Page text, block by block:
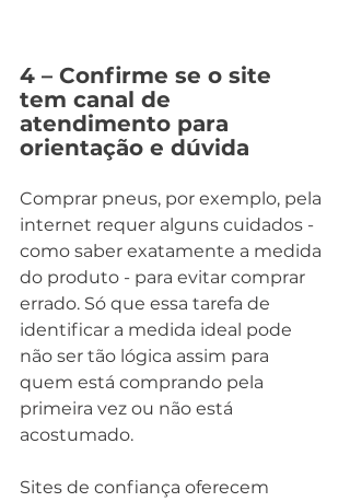
4 – Confirme se o site
tem canal de
atendimento para
orientação e dúvida
Comprar pneus, por exemplo, pela
internet requer alguns cuidados -
como saber exatamente a medida
do produto - para evitar comprar
errado. Só que essa tarefa de
identificar a medida ideal pode
não ser tão lógica assim para
quem está comprando pela
primeira vez ou não está
acostumado.
Sites de confiança oferecem